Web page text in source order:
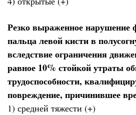
Резко выраженное нарушение
пальца левой кисти в
вследствие ограничения
равное 10% стойкой утраты
трудоспособности,
повреждение, причинившее
1) средней тяжести (+)